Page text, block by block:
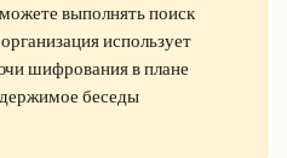
выполнять поиск
использует
шифрования в плане
беседы